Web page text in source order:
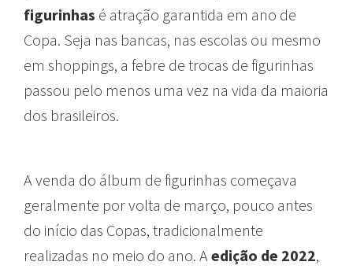
figurinhas é atração garantida em ano de
Copa. Seja nas bancas, nas escolas ou mesmo
em shoppings, a febre de trocas de figurinhas
passou pelo menos uma vez na vida da maioria
dos brasileiros.
A venda do álbum de figurinhas começava
geralmente por volta de março, pouco antes
do início das Copas, tradicionalmente
realizadas no meio do ano. A edição de 2022,